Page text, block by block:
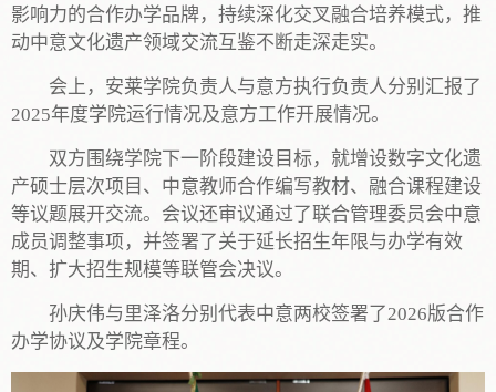
影响力的合作办学品牌，持续深化交叉融合培养模式，推
动中意文化遗产领域交流互鉴不断走深走实。
会上，安莱学院负责人与意方执行负责人分别汇报了
2025年度学院运行情况及意方工作开展情况。
双方围绕学院下一阶段建设目标，就增设数字文化遗
产硕士层次项目、中意教师合作编写教材、融合课程建设
等议题展开交流。会议还审议通过了联合管理委员会中意
成员调整事项，并签署了关于延长招生年限与办学有效
期、扩大招生规模等联管会决议。
孙庆伟与里泽洛分别代表中意两校签署了2026版合作
办学协议及学院章程。